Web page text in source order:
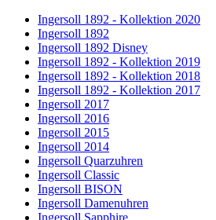
Ingersoll 1892 - Kollektion 2020
Ingersoll 1892
Ingersoll 1892 Disney
Ingersoll 1892 - Kollektion 2019
Ingersoll 1892 - Kollektion 2018
Ingersoll 1892 - Kollektion 2017
Ingersoll 2017
Ingersoll 2016
Ingersoll 2015
Ingersoll 2014
Ingersoll Quarzuhren
Ingersoll Classic
Ingersoll BISON
Ingersoll Damenuhren
Ingersoll Sapphire